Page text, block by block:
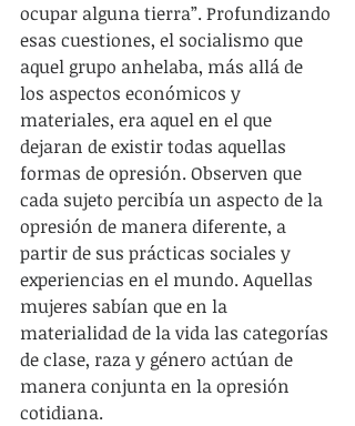
ocupar alguna tierra”. Profundizando
esas cuestiones, el socialismo que
aquel grupo anhelaba, más allá de
los aspectos económicos y
materiales, era aquel en el que
dejaran de existir todas aquellas
formas de opresión. Observen que
cada sujeto percibía un aspecto de la
opresión de manera diferente, a
partir de sus prácticas sociales y
experiencias en el mundo. Aquellas
mujeres sabían que en la
materialidad de la vida las categorías
de clase, raza y género actúan de
manera conjunta en la opresión
cotidiana.